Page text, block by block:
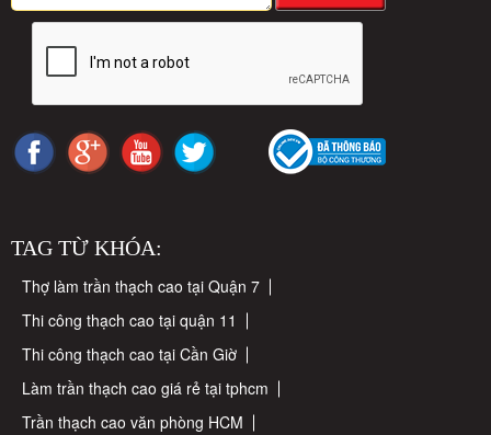
TAG TỪ KHÓA:
Thợ làm trần thạch cao tại Quận 7
Thi công thạch cao tại quận 11
Thi công thạch cao tại Cần Giờ
Làm trần thạch cao giá rẻ tại tphcm
Trần thạch cao văn phòng HCM